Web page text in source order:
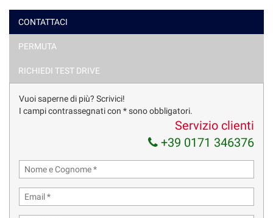
CONTATTACI
PERMUTA
RICHIEDI TEST DRIVE
Vuoi saperne di più? Scrivici!
I campi contrassegnati con * sono obbligatori.
Servizio clienti
+39 0171 346376